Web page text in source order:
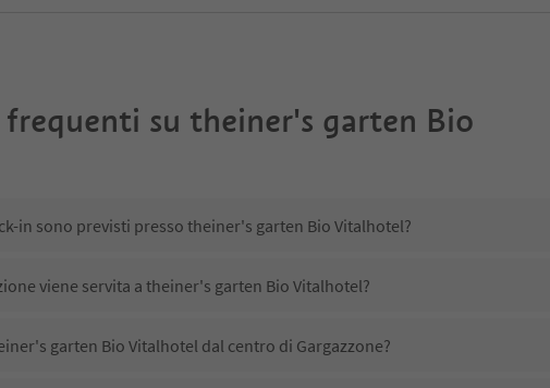
su theiner's garten Bio
in sono previsti presso theiner's garten Bio Vitalhotel?
viene servita a theiner's garten Bio Vitalhotel?
garten Bio Vitalhotel dal centro di Gargazzone?